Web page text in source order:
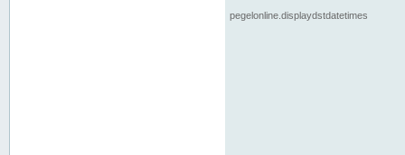
pegelonline.displaydstdatetimes